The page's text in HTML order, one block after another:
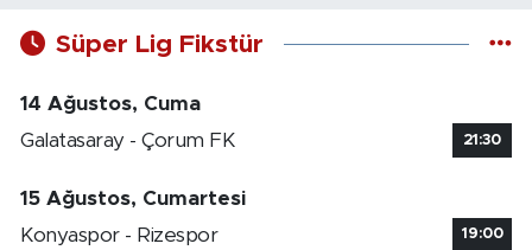
Süper Lig Fikstür
14 Ağustos, Cuma
Galatasaray - Çorum FK
21:30
15 Ağustos, Cumartesi
Konyaspor - Rizespor
19:00